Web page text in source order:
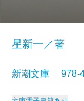
星新一／著
新潮文庫 978-